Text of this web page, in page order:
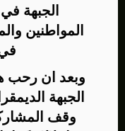
الجبهة
المواطنين
وبعد ان رحب
الجبهة
وقف